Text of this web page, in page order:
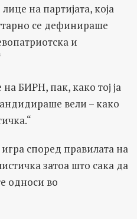
на партијата, која
се дефинираше
и
БИРН, пак, како тој ја
вели – како
според правилата на
затоа што сака да
односи во